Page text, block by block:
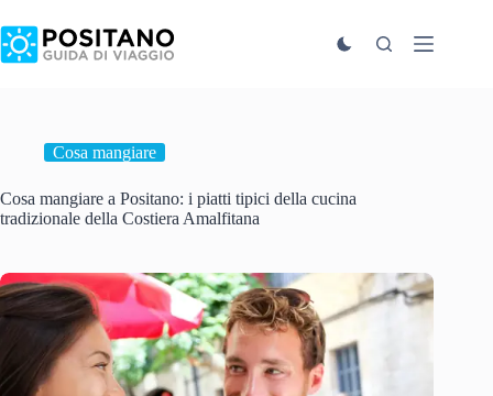
al
contenuto
Cosa mangiare
Cosa mangiare a Positano: i piatti tipici della cucina
tradizionale della Costiera Amalfitana